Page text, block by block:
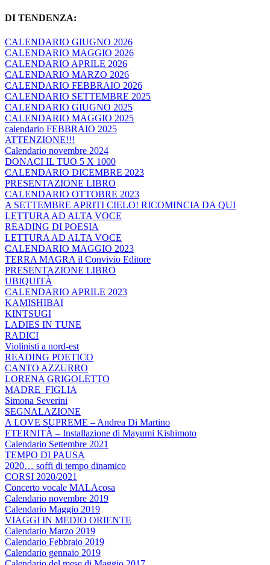
DI TENDENZA:
CALENDARIO GIUGNO 2026
CALENDARIO MAGGIO 2026
CALENDARIO APRILE 2026
CALENDARIO MARZO 2026
CALENDARIO FEBBRAIO 2026
CALENDARIO SETTEMBRE 2025
CALENDARIO GIUGNO 2025
CALENDARIO MAGGIO 2025
calendario FEBBRAIO 2025
ATTENZIONE!!!
Calendario novembre 2024
DONACI IL TUO 5 X 1000
CALENDARIO DICEMBRE 2023
PRESENTAZIONE LIBRO
CALENDARIO OTTOBRE 2023
A SETTEMBRE APRITI CIELO! RICOMINCIA DA QUI
LETTURA AD ALTA VOCE
READING DI POESIA
LETTURA AD ALTA VOCE
CALENDARIO MAGGIO 2023
TERRA MAGRA il Convivio Editore
PRESENTAZIONE LIBRO
UBIQUITÀ
CALENDARIO APRILE 2023
KAMISHIBAI
KINTSUGI
LADIES IN TUNE
RADICI
Violinisti a nord-est
READING POETICO
CANTO AZZURRO
LORENA GRIGOLETTO
MADRE_FIGLIA
Simona Severini
SEGNALAZIONE
A LOVE SUPREME – Andrea Di Martino
ETERNITÀ – Installazione di Mayumi Kishimoto
Calendario Settembre 2021
TEMPO DI PAUSA
2020… soffi di tempo dinamico
CORSI 2020/2021
Concerto vocale MALAcosa
Calendario novembre 2019
Calendario Maggio 2019
VIAGGI IN MEDIO ORIENTE
Calendario Marzo 2019
Calendario Febbraio 2019
Calendario gennaio 2019